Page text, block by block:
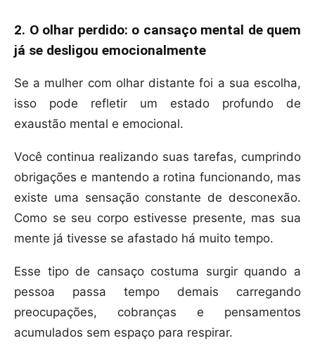
2. O olhar perdido: o cansaço mental de quem
já se desligou emocionalmente
Se a mulher com olhar distante foi a sua escolha,
isso pode refletir um estado profundo de
exaustão mental e emocional.
Você continua realizando suas tarefas, cumprindo
obrigações e mantendo a rotina funcionando, mas
existe uma sensação constante de desconexão.
Como se seu corpo estivesse presente, mas sua
mente já tivesse se afastado há muito tempo.
Esse tipo de cansaço costuma surgir quando a
pessoa passa tempo demais carregando
preocupações, cobranças e pensamentos
acumulados sem espaço para respirar.